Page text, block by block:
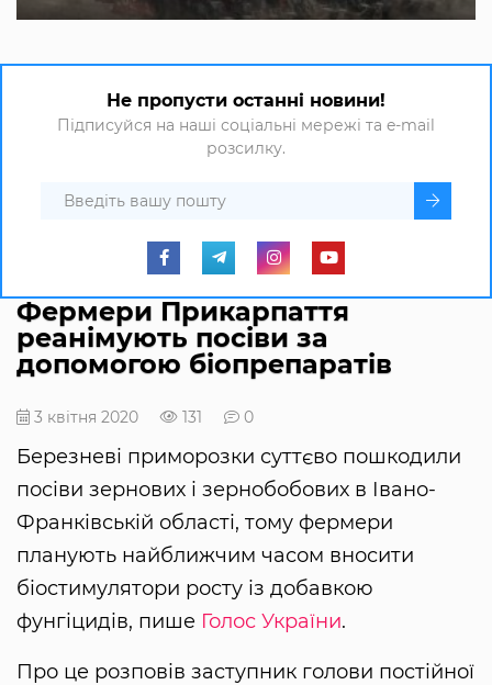
Не пропусти останні новини!
Підписуйся на наші соціальні мережі та e-mail
розсилку.
Фермери Прикарпаття
реанімують посіви за
допомогою біопрепаратів
3 квітня 2020 131 0
Березневі приморозки суттєво пошкодили
посіви зернових і зернобобових в Івано-
Франківській області, тому фермери
планують найближчим часом вносити
біостимулятори росту із добавкою
фунгіцидів, пише Голос України.
Про це розповів заступник голови постійної